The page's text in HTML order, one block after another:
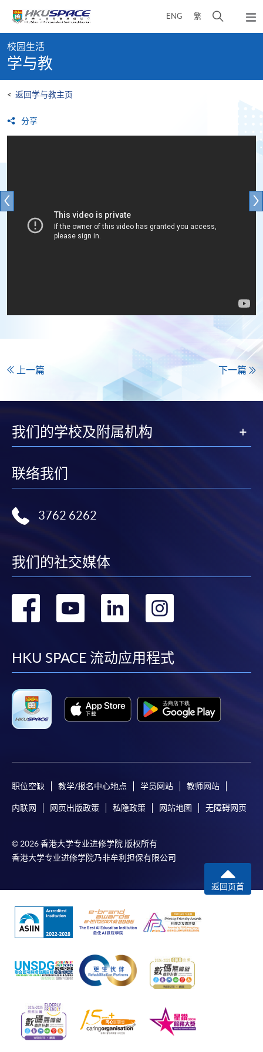
content
ENG 繁
开
弹
出
content
start
校园生活
学与教
< 返回学与教主页
分享
上一篇 下一篇
我们的学校及附属机构
联络我们
3762 6262
我们的社交媒体
转
facebook
转
youtube
转
linkedin
转
HKU SPACE 流动应用程式
职位空缺 教学/报名中心地点 学员网站 教师网站
内联网 网页出版政策 私隐政策 网站地图 无障碍网页
© 2026 香港大学专业进修学院 版权所有
香港大学专业进修学院乃非牟利担保有限公司
返回页首